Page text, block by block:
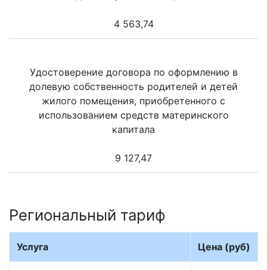
4 563,74
Удостоверение договора по оформлению в
долевую собственность родителей и детей
жилого помещения, приобретенного с
использованием средств материнского
капитала
9 127,47
Региональный тариф
Услуга Цена (руб)